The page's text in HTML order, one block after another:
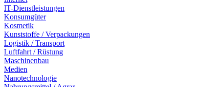
IT-Dienstleistungen
Konsumgüter
Kosmetik
Kunststoffe / Verpackungen
Logistik / Transport
Luftfahrt / Rüstung
Maschinenbau
Medien
Nanotechnologie